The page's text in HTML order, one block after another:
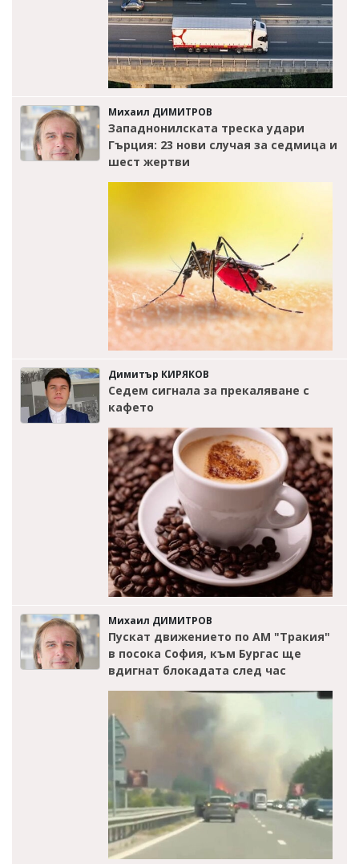
Михаил ДИМИТРОВ
Западнонилската треска удари
Гърция: 23 нови случая за седмица и
шест жертви
Димитър КИРЯКОВ
Седем сигнала за прекаляване с
кафето
Михаил ДИМИТРОВ
Пускат движението по АМ "Тракия"
в посока София, към Бургас ще
вдигнат блокадата след час